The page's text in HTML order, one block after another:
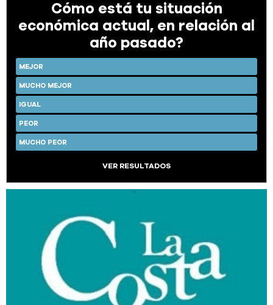
Cómo está tu situación
económica actual, en relación al
año pasado?
MEJOR
MUCHO MEJOR
IGUAL
PEOR
MUCHO PEOR
VER RESULTADOS